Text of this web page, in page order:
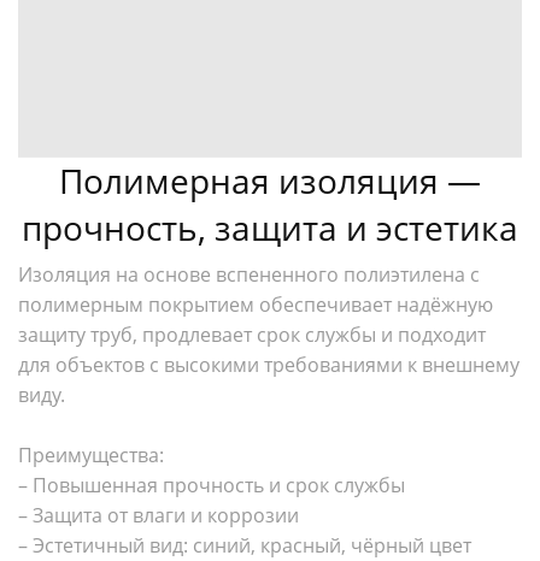
Полимерная изоляция —
прочность, защита и эстетика
Изоляция на основе вспененного полиэтилена с
полимерным покрытием обеспечивает надёжную
защиту труб, продлевает срок службы и подходит
для объектов с высокими требованиями к внешнему
виду.
Преимущества:
– Повышенная прочность и срок службы
– Защита от влаги и коррозии
– Эстетичный вид: синий, красный, чёрный цвет